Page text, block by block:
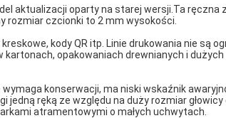
aktualizacji oparty na starej wersji.Ta ręczna
rozmiar czcionki to 2 mm wysokości.
kody QR itp. Linie drukowania nie są
opakowaniach drewnianych i dużych
konserwacji, ma niski wskaźnik
jedną ręką ze względu na duży rozmiar głowicy
atramentowymi o małych uchwytach.